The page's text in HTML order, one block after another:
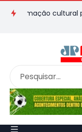
cultural para o